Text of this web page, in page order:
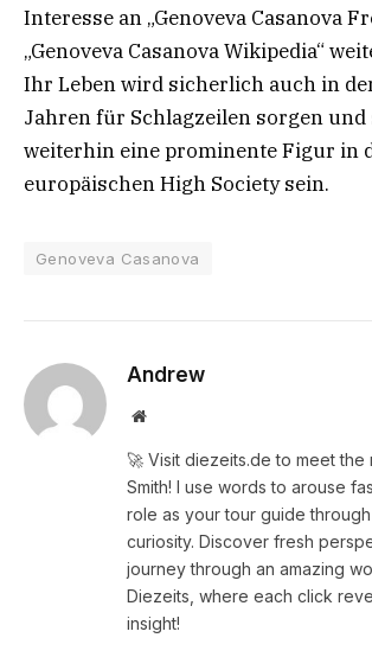
Interesse an „Genoveva Casanova
„Genoveva Casanova Wikipedia“
Ihr Leben wird sicherlich auch in
Jahren für Schlagzeilen sorgen und
weiterhin eine prominente Figur in
europäischen High Society sein.
Genoveva Casanova
Andrew
Website
🚀 Visit diezeits.de to meet the
Smith! I use words to arouse
role as your tour guide
curiosity. Discover fresh
journey through an amazing
Diezeits, where each click
insight!